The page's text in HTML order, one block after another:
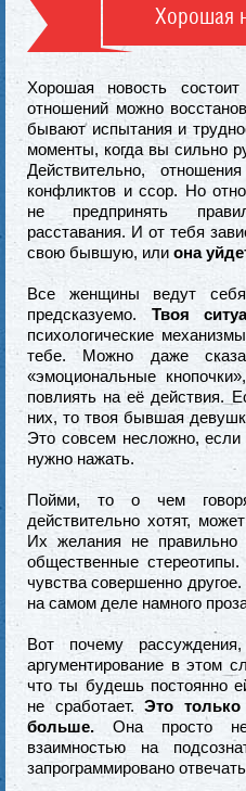
Хорошая
Хорошая новость
отношений можно
бывают испытания и
моменты, когда вы сильно
Действительно,
конфликтов и ссор. Но
не предпринять
расставания. И от тебя
свою бывшую, или она
Все женщины ведут
предсказуемо. Твоя
психологические
тебе. Можно даже
«эмоциональные
повлиять на её действия.
них, то твоя бывшая
Это совсем несложно,
нужно нажать.
Пойми, то о чем
действительно хотят,
Их желания не
общественные
чувства совершенно
на самом деле намного
Вот почему
аргументирование в этом
что ты будешь постоянно
не сработает. Это
больше. Она просто не
взаимностью на
запрограммировано